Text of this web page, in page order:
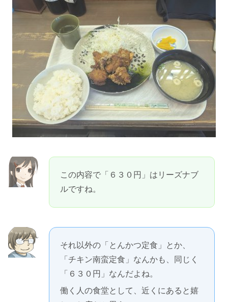
この内容で「６３０円」はリーズナブ
ルですね。
それ以外の「とんかつ定食」とか、
「チキン南蛮定食」なんかも、同じく
「６３０円」なんだよね。
働く人の食堂として、近くにあると嬉